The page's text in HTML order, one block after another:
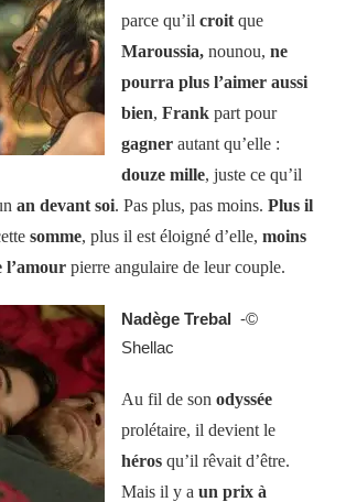
parce qu’il croit que
Maroussia, nounou, ne
pourra plus l’aimer aussi
bien, Frank part pour
gagner autant qu’elle :
douze mille, juste ce qu’il
an devant soi. Pas plus, pas moins. Plus il
somme, plus il est éloigné d’elle, moins
l’amour pierre angulaire de leur couple.
Nadège Trebal -©
Shellac
Au fil de son odyssée
prolétaire, il devient le
héros qu’il rêvait d’être.
Mais il y a un prix à